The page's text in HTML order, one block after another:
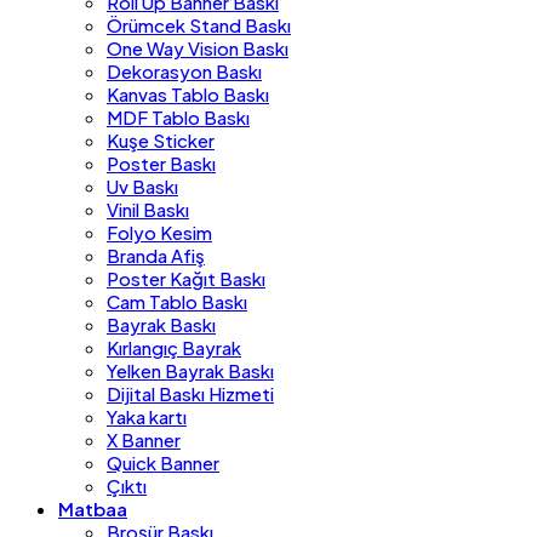
Örümcek Stand Baskı
One Way Vision Baskı
Dekorasyon Baskı
Kanvas Tablo Baskı
MDF Tablo Baskı
Kuşe Sticker
Poster Baskı
Uv Baskı
Vinil Baskı
Folyo Kesim
Branda Afiş
Poster Kağıt Baskı
Cam Tablo Baskı
Bayrak Baskı
Kırlangıç Bayrak
Yelken Bayrak Baskı
Dijital Baskı Hizmeti
Yaka kartı
X Banner
Quick Banner
Çıktı
Matbaa
Broşür Baskı